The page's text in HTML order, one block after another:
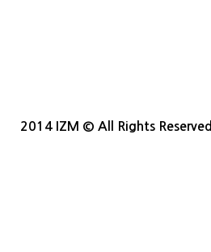
2014 IZM © All Rights Reserved.